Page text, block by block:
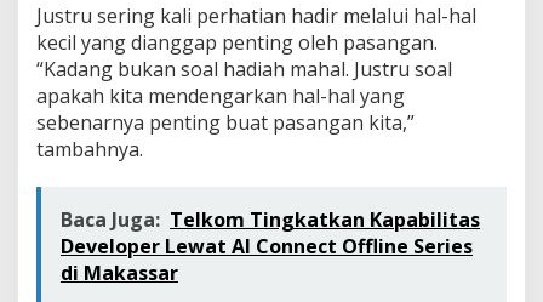
Justru sering kali perhatian hadir melalui hal-hal
kecil yang dianggap penting oleh pasangan.
“Kadang bukan soal hadiah mahal. Justru soal
apakah kita mendengarkan hal-hal yang
sebenarnya penting buat pasangan kita,”
tambahnya.
Baca Juga: Telkom Tingkatkan Kapabilitas
Developer Lewat AI Connect Offline Series
di Makassar